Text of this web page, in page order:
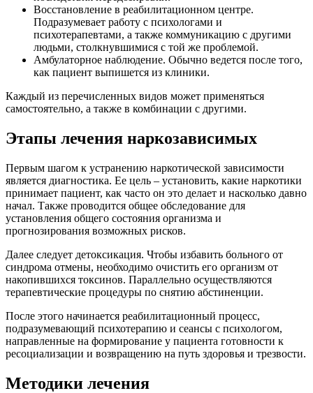
Восстановление в реабилитационном центре.
Подразумевает работу с психологами и
психотерапевтами, а также коммуникацию с другими
людьми, столкнувшимися с той же проблемой.
Амбулаторное наблюдение. Обычно ведется после того,
как пациент выпишется из клиники.
Каждый из перечисленных видов может применяться
самостоятельно, а также в комбинации с другими.
Этапы лечения наркозависимых
Первым шагом к устранению наркотической зависимости
является диагностика. Ее цель – установить, какие наркотики
принимает пациент, как часто он это делает и насколько давно
начал. Также проводится общее обследование для
установления общего состояния организма и
прогнозирования возможных рисков.
Далее следует детоксикация. Чтобы избавить больного от
синдрома отмены, необходимо очистить его организм от
накопившихся токсинов. Параллельно осуществляются
терапевтические процедуры по снятию абстиненции.
После этого начинается реабилитационный процесс,
подразумевающий психотерапию и сеансы с психологом,
направленные на формирование у пациента готовности к
ресоциализации и возвращению на путь здоровья и трезвости.
Методики лечения